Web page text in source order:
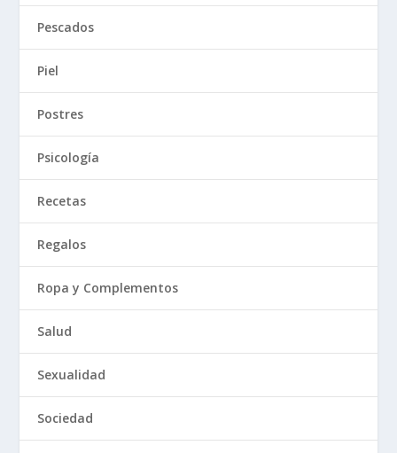
Pescados
Piel
Postres
Psicología
Recetas
Regalos
Ropa y Complementos
Salud
Sexualidad
Sociedad